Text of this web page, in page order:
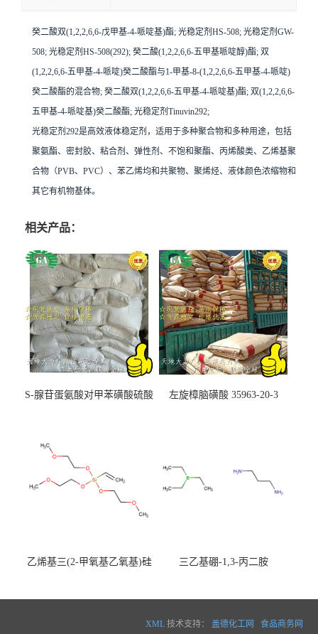
癸二酸双(1,2,2,6,6-戊甲基-4-哌啶基)酯; 光稳定剂HS-508; 光稳定剂GW-
508; 光稳定剂HS-508(292); 癸二酸(1,2,2,6,6-五甲基哌啶醇)酯; 双
(1,2,2,6,6-五甲基-4-哌啶)癸二酸酯与1-甲基-8-(1,2,2,6,6-五甲基-4-哌啶)
癸二酸酯的混合物; 癸二酸双(1,2,2,6,6-五甲基-4-哌啶基)酯; 双(1,2,2,6,6-
五甲基-4-哌啶基)癸二酸酯; 光稳定剂Tinuvin292;
光稳定剂292是高效液体稳定剂，适用于多种聚合物和多种用途，包括
聚氨酯、密封胶、粘合剂、弹性剂、不饱和聚酯、丙烯酸类、乙烯基聚
合物（PVB、PVC）、苯乙烯均和共聚物、聚烯烃、液体颜色浓缩物和
其它有机物基体。
相关产品：
S-腺苷蛋氨酸对甲苯磺酸硫酸
左旋樟脑磺酸 35963-20-3
乙烯基三(2-甲氧基乙氧基)硅
三乙基硼-1,3-丙二胺
XML 技术支持： 盖德化工网 食品商务网